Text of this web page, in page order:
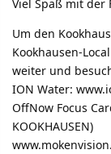
Viel Spaß mit der
Um den
Kookhausen-
weiter und
ION Water:
OffNow Focus
KOOKHAUSEN)